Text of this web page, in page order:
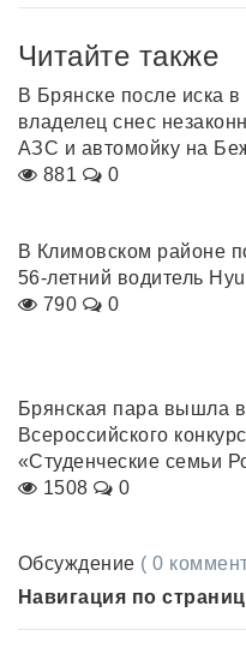
Читайте также
В Брянске после иска в
владелец снес
АЗС и автомойку на
881
0
В Климовском районе
56-летний водитель
790
0
Брянская пара вышла
Всероссийского
«Студенческие семьи
1508
0
Обсуждение ( 0
Навигация по